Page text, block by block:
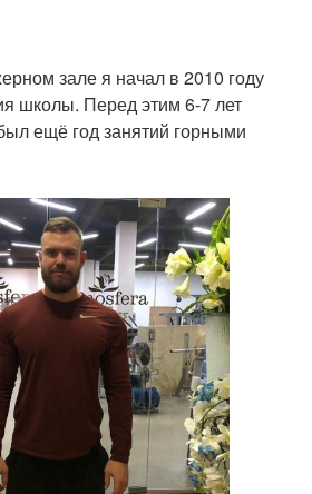
зале я начал в 2010 году
школы. Перед этим 6-7 лет
ещё год занятий горными